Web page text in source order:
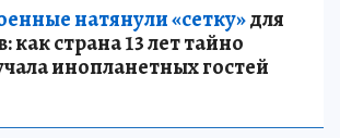
натянули «сетку»для
страна 13 лет тайно
инопланетных гостей